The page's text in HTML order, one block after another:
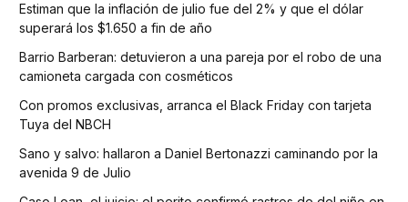
Estiman que la inflación de julio fue del 2% y que el dólar
superará los $1.650 a fin de año
Barrio Barberan: detuvieron a una pareja por el robo de una
camioneta cargada con cosméticos
Con promos exclusivas, arranca el Black Friday con tarjeta
Tuya del NBCH
Sano y salvo: hallaron a Daniel Bertonazzi caminando por la
avenida 9 de Julio